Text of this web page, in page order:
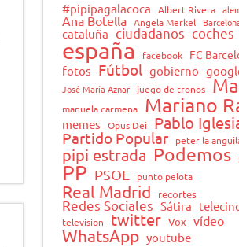
#pipipagalacoca Albert Rivera
Ana Botella Angela Merkel
cataluña ciudadanos coches
españa facebook FC
fotos Fútbol gobierno
José María Aznar juego de tronos
manuela carmena Mariano
memes Opus Dei Pablo
Partido Popular peter la
pipi estrada Podemos
PP PSOE punto pelota
Real Madrid recortes
Redes Sociales Sátira
television twitter Vox vídeo
WhatsApp youtube